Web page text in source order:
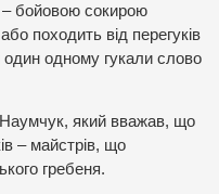
бойовою сокирою
походить від перегуків
один одному гукали слово
який вважав, що
– майстрів, що
гребеня.